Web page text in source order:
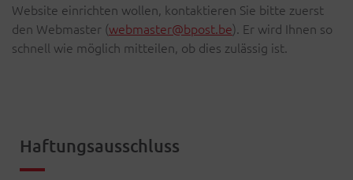
Website einrichten wollen, kontaktieren Sie bitte zuerst
den Webmaster (webmaster@bpost.be). Er wird Ihnen so
schnell wie möglich mitteilen, ob dies zulässig ist.
Haftungsausschluss